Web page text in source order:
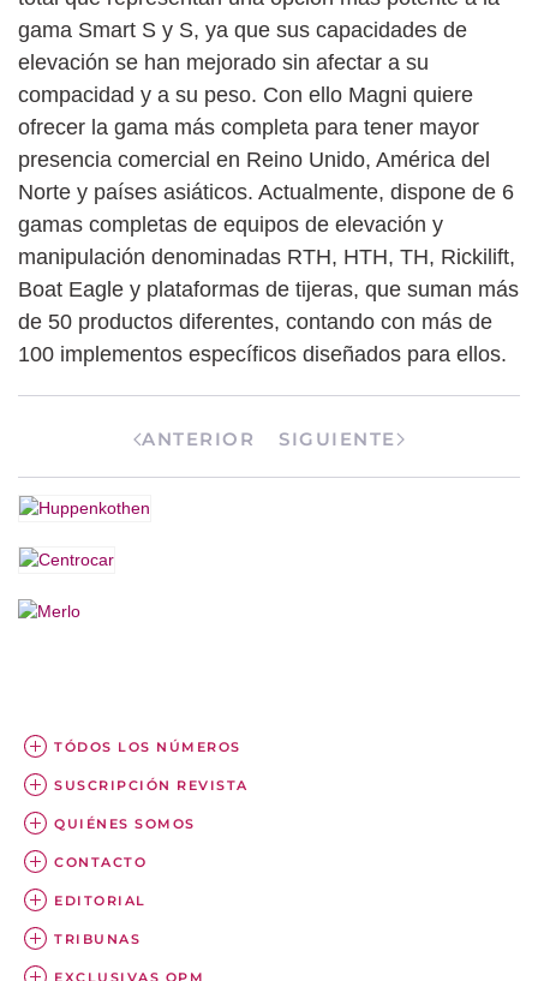
gama Smart S y S, ya que sus capacidades de
elevación se han mejorado sin afectar a su
compacidad y a su peso. Con ello Magni quiere
ofrecer la gama más completa para tener mayor
presencia comercial en Reino Unido, América del
Norte y países asiáticos. Actualmente, dispone de 6
gamas completas de equipos de elevación y
manipulación denominadas RTH, HTH, TH, Rickilift,
Boat Eagle y plataformas de tijeras, que suman más
de 50 productos diferentes, contando con más de
100 implementos específicos diseñados para ellos.
ANTERIOR SIGUIENTE
TÓDOS LOS NÚMEROS
SUSCRIPCIÓN REVISTA
QUIÉNES SOMOS
CONTACTO
EDITORIAL
TRIBUNAS
EXCLUSIVAS OPM